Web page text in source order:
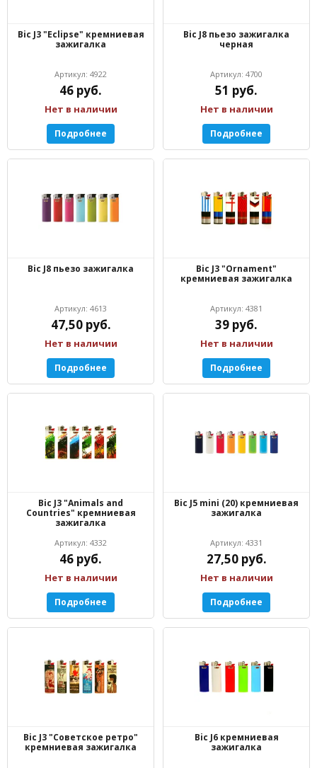
Bic J3 "Eclipse" кремниевая
зажигалка
Артикул: 4922
46 руб.
Нет в наличии
Подробнее
Bic J8 пьезо зажигалка
черная
Артикул: 4700
51 руб.
Нет в наличии
Подробнее
Bic J8 пьезо зажигалка
Артикул: 4613
47,50 руб.
Нет в наличии
Подробнее
Bic J3 "Ornament"
кремниевая зажигалка
Артикул: 4381
39 руб.
Нет в наличии
Подробнее
Bic J3 "Animals and
Countries" кремниевая
зажигалка
Артикул: 4332
46 руб.
Нет в наличии
Подробнее
Bic J5 mini (20) кремниевая
зажигалка
Артикул: 4331
27,50 руб.
Нет в наличии
Подробнее
Bic J3 "Советское ретро"
кремниевая зажигалка
Bic J6 кремниевая
зажигалка